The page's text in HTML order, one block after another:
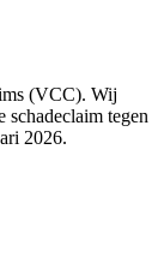
(VCC). Wij
schadeclaim tegen
2026.